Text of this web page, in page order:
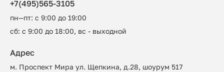
+7(495)565-3105
пн—пт: с 9:00 до 19:00
сб: с 9:00 до 18:00, вс - выходной
Адрес
м. Проспект Мира ул. Щепкина, д.28, шоурум 517